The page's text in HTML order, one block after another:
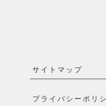
サイトマップ
プライバシーポリ